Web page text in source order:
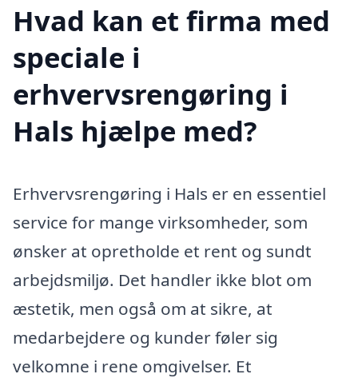
Hvad kan et firma med
speciale i
erhvervsrengøring i
Hals hjælpe med?
Erhvervsrengøring i Hals er en essentiel
service for mange virksomheder, som
ønsker at opretholde et rent og sundt
arbejdsmiljø. Det handler ikke blot om
æstetik, men også om at sikre, at
medarbejdere og kunder føler sig
velkomne i rene omgivelser. Et